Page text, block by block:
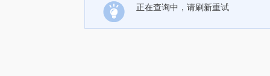
正在查询中，请刷新重试